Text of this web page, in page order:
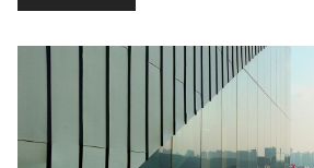
Zinkens muligheder